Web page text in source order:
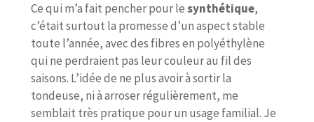
Ce qui m’a fait pencher pour lesynthétique,
c’était surtout la promesse d’un aspect stable
toute l’année, avec des fibres en polyéthylène
qui ne perdraient pas leur couleur au fil des
saisons. L’idée de ne plus avoir à sortir la
tondeuse, ni à arroser régulièrement, me
semblait très pratique pour un usage familial. Je